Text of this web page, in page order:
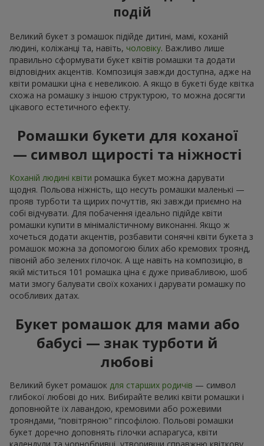
подій
Великий букет з ромашок підійде дитині, мамі, коханій
людині, коліжанці та, навіть, чоловіку. Важливо лише
правильно сформувати букет квітів ромашки та додати
відповідних акцентів. Композиція завжди доступна, адже на
квіти ромашки ціна є невеликою. А якщо в букеті буде квітка
схожа на ромашку з іншою структурою, то можна досягти
цікавого естетичного ефекту.
Ромашки букети для коханої
— символ щирості та ніжності
Коханій людині квіти ромашка букет можна дарувати
щодня. Польова ніжність, що несуть ромашки маленькі —
прояв турботи та щирих почуттів, які завжди приємно на
собі відчувати. Для побачення ідеально підійде квіти
ромашки купити в мінімалістичному виконанні. Якщо ж
хочеться додати акцентів, розбавити сонячні квіти букета з
ромашок можна за допомогою білих або кремових троянд,
півоній або зелених гілочок. А ще навіть на композицію, в
якій міститься 101 ромашка ціна є дуже привабливою, шоб
мати змогу балувати своїх коханих і дарувати ромашку по
особливих датах.
Букет ромашок для мами або
бабусі — знак турботи й
любові
Великий букет ромашок для старших родичів — символ
глибокої любові до них. Вибирайте великі квіти ромашки і
доповнюйте їх лавандою, кремовими або рожевими
трояндами, “повітряною" гіпсофілою. Польові ромашки
букет доречно доповнять гілочки аспарагуса, квіти